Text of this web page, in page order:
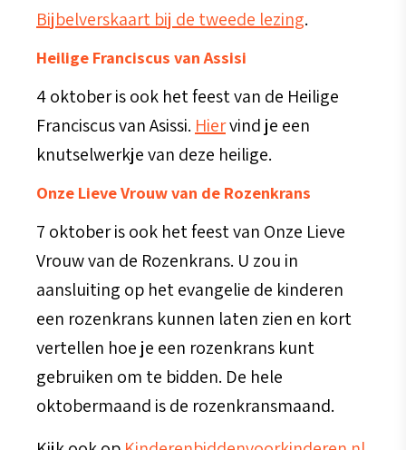
Bijbelverskaart bij de tweede lezing.
Heilige Franciscus van Assisi
4 oktober is ook het feest van de Heilige
Franciscus van Asissi. Hiervind je een
knutselwerkje van deze heilige.
Onze Lieve Vrouw van de Rozenkrans
7 oktober is ook het feest van Onze Lieve
Vrouw van de Rozenkrans. U zou in
aansluiting op het evangelie de kinderen
een rozenkrans kunnen laten zien en kort
vertellen hoe je een rozenkrans kunt
gebruiken om te bidden. De hele
oktobermaand is de rozenkransmaand.